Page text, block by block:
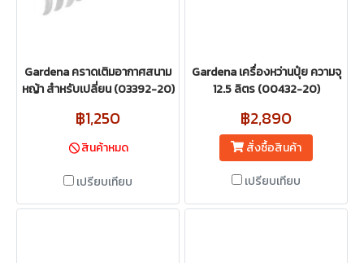
Gardena คราดเติมอากาศสนาม
หญ้า สำหรับเปลี่ยน (03392-20)
฿1,250
สินค้าหมด
เปรียบเทียบ
Gardena เครื่องหว่านปุ๋ย ความจุ
12.5 ลิตร (00432-20)
฿2,890
สั่งซื้อสินค้า
เปรียบเทียบ